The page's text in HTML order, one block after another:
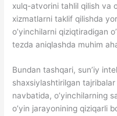
xulq-atvorini tahlil qilish va
xizmatlarni taklif qilishda
o’yinchilarni qiziqtiradigan
tezda aniqlashda muhim
Bundan tashqari, sun’iy
shaxsiylashtirilgan
navbatida, o’yinchilarning
o’yin jarayonining qiziqarli